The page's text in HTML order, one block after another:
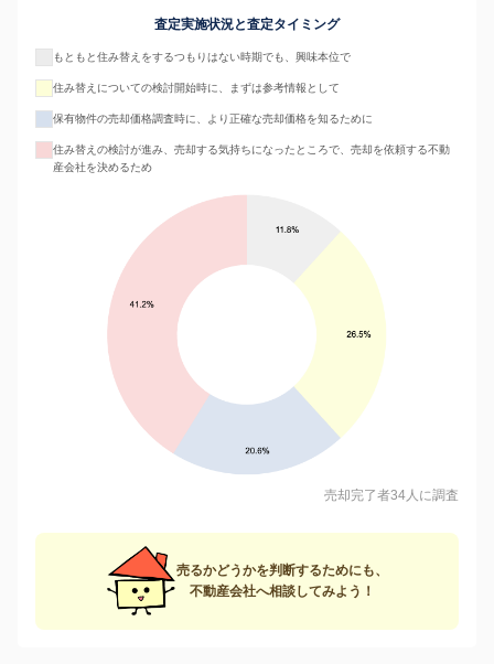
査定実施状況と査定タイミング
もともと住み替えをするつもりはない時期でも、興味本位で
住み替えについての検討開始時に、まずは参考情報として
保有物件の売却価格調査時に、より正確な売却価格を知るために
住み替えの検討が進み、売却する気持ちになったところで、売却を依頼する不動
産会社を決めるため
売却完了者34人に調査
売るかどうかを判断するためにも、
不動産会社へ相談してみよう！